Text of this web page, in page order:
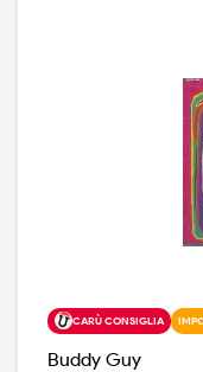
CARÙ CONSIGLIA
Buddy Guy